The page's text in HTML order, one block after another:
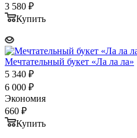
3 580 ₽
Купить
Мечтательный букет «Ла ла ла»
5 340 ₽
6 000 ₽
Экономия
660 ₽
Купить